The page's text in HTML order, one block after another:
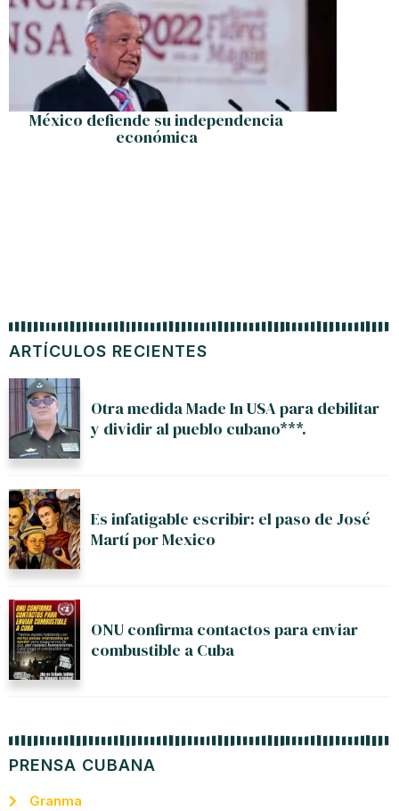
ARTÍCULOS RECIENTES
Otra medida Made In USA para debilitar
y dividir al pueblo cubano***.
Es infatigable escribir: el paso de José
Martí por Mexico
ONU confirma contactos para enviar
combustible a Cuba
PRENSA CUBANA
Granma
México defiende su independencia
económica